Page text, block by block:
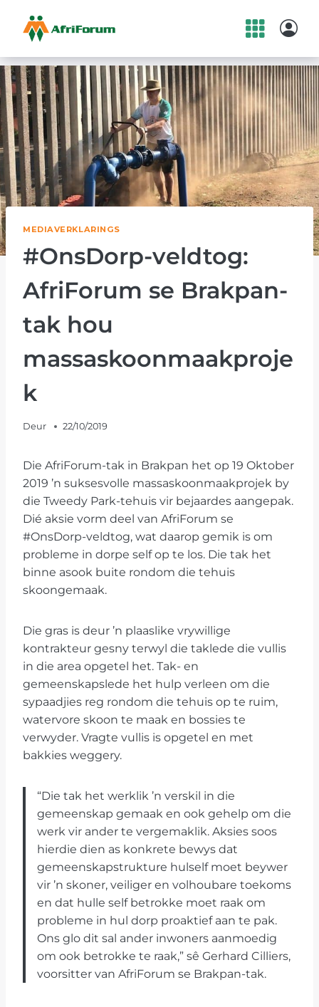
to
content
MEDIAVERKLARINGS
#OnsDorp-veldtog:
AfriForum se Brakpan-
tak hou
massaskoonmaakproje
k
Deur 22/10/2019
Die AfriForum-tak in Brakpan het op 19 Oktober
2019 ’n suksesvolle massaskoonmaakprojek by
die Tweedy Park-tehuis vir bejaardes aangepak.
Dié aksie vorm deel van AfriForum se
#OnsDorp-veldtog, wat daarop gemik is om
probleme in dorpe self op te los. Die tak het
binne asook buite rondom die tehuis
skoongemaak.
Die gras is deur ’n plaaslike vrywillige
kontrakteur gesny terwyl die taklede die vullis
in die area opgetel het. Tak- en
gemeenskapslede het hulp verleen om die
sypaadjies reg rondom die tehuis op te ruim,
watervore skoon te maak en bossies te
verwyder. Vragte vullis is opgetel en met
bakkies weggery.
“Die tak het werklik ’n verskil in die
gemeenskap gemaak en ook gehelp om die
werk vir ander te vergemaklik. Aksies soos
hierdie dien as konkrete bewys dat
gemeenskapstrukture hulself moet beywer
vir ’n skoner, veiliger en volhoubare toekoms
en dat hulle self betrokke moet raak om
probleme in hul dorp proaktief aan te pak.
Ons glo dit sal ander inwoners aanmoedig
om ook betrokke te raak,” sê Gerhard Cilliers,
voorsitter van AfriForum se Brakpan-tak.